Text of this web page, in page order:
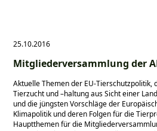
25.10.2016
Mitgliederversammlung der
Aktuelle Themen der EU-Tierschutzpolitik,
Tierzucht und –haltung aus Sicht einer
und die jüngsten Vorschläge der
Klimapolitik und deren Folgen für die
Hauptthemen für die